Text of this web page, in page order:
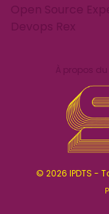
Open Source
Devops Rex
À propos
© 2026 IPDTS -